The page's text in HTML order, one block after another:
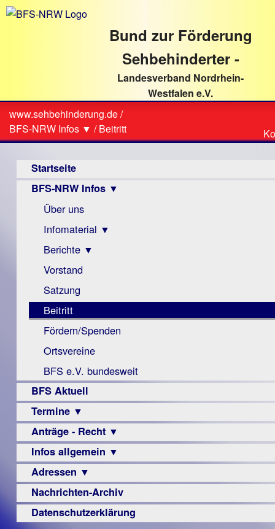
direkt
Bund zur Förderung
Sehbehinderter -
Landesverband Nordrhein-
Westfalen e.V.
Sie
sind
hier
www.sehbehinderung.de/
BFS-NRW Infos ▼ /Beitritt
Startseite
BFS-NRW Infos ▼
Über uns
Infomaterial ▼
Visus
Zeitschrift
Monokular
Mac
Instagram-
Links
Berichte ▼
Archiv
Berichte
Vorstand
Satzung
Beitritt
Fördern/Spenden
Ortsvereine
BFS e.V. bundesweit
BFS Aktuell
Termine ▼
Veranstaltungsprogramme
Anträge - Recht ▼
Archiv
Urteile
Infos allgemein ▼
Sehbehinderung
Frühförderung
Schule
Adressen ▼
Augenoptiker
Berufsbildungswerke
Nachrichten-Archiv
Datenschutzerklärung